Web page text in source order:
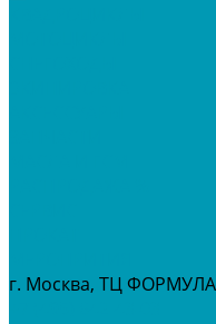
г. Москва, ТЦ ФОРМУЛА